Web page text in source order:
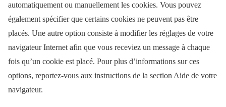
automatiquement ou manuellement les cookies. Vous pouvez
également spécifier que certains cookies ne peuvent pas être
placés. Une autre option consiste à modifier les réglages de votre
navigateur Internet afin que vous receviez un message à chaque
fois qu’un cookie est placé. Pour plus d’informations sur ces
options, reportez-vous aux instructions de la section Aide de votre
navigateur.